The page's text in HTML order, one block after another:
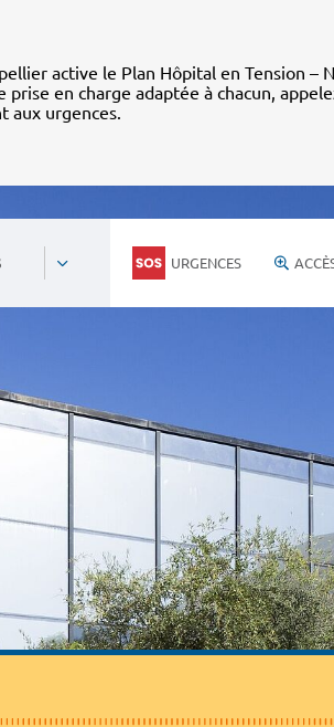
active le Plan Hôpital en Tension –
prise en charge adaptée à chacun,
aux urgences.
URGENCES